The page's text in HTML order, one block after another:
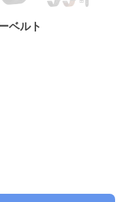
ベルト